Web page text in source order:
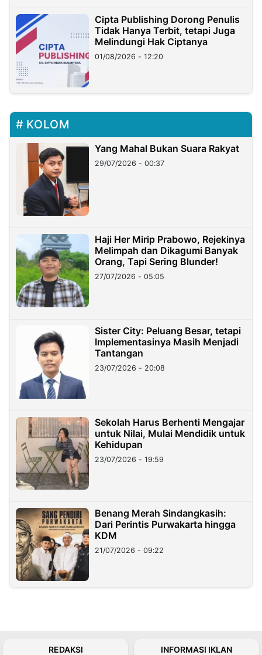
Cipta Publishing Dorong Penulis
Tidak Hanya Terbit, tetapi Juga
Melindungi Hak Ciptanya
01/08/2026 - 12:20
KOLOM
Yang Mahal Bukan Suara Rakyat
29/07/2026 - 00:37
Haji Her Mirip Prabowo, Rejekinya
Melimpah dan Dikagumi Banyak
Orang, Tapi Sering Blunder!
27/07/2026 - 05:05
Sister City: Peluang Besar, tetapi
Implementasinya Masih Menjadi
Tantangan
23/07/2026 - 20:08
Sekolah Harus Berhenti Mengajar
untuk Nilai, Mulai Mendidik untuk
Kehidupan
23/07/2026 - 19:59
Benang Merah Sindangkasih:
Dari Perintis Purwakarta hingga
KDM
21/07/2026 - 09:22
REDAKSI INFORMASI IKLAN